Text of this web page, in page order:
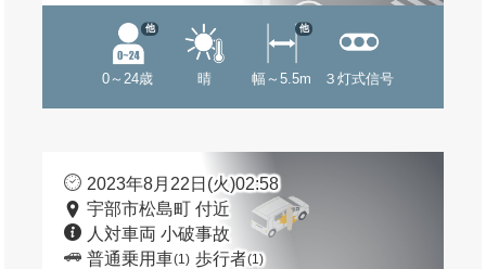
0～24歳
他
晴 幅～5.5m
他
３灯式信号
2023年8月22日(火)02:58
宇部市松島町 付近
人対車両 小破事故
普通乗用車(1) 歩行者(1)